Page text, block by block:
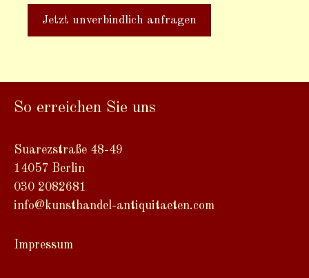
l
e
n
a
t
i
:
So erreichen Sie uns
Suarezstraße 48-49
14057 Berlin
030 2082681
info@kunsthandel-antiquitaeten.com
Impressum